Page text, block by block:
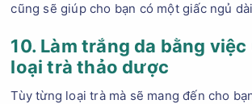
cũng sẽ giúp cho bạn có một giấc ngủ
10. Làm trắng da bằng
loại trà thảo dược
Tùy từng loại trà mà sẽ mang đến cho